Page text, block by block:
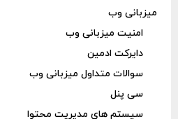
میزبانی وب
امنیت میزبانی وب
دایرکت ادمین
سوالات متداول میزبانی وب
سی پنل
سیستم های مدیریت محتوا